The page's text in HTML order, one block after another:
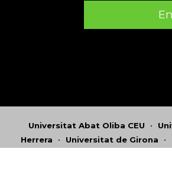
Universitat Abat Oliba CEU •
Herrera • Universitat de Girona •